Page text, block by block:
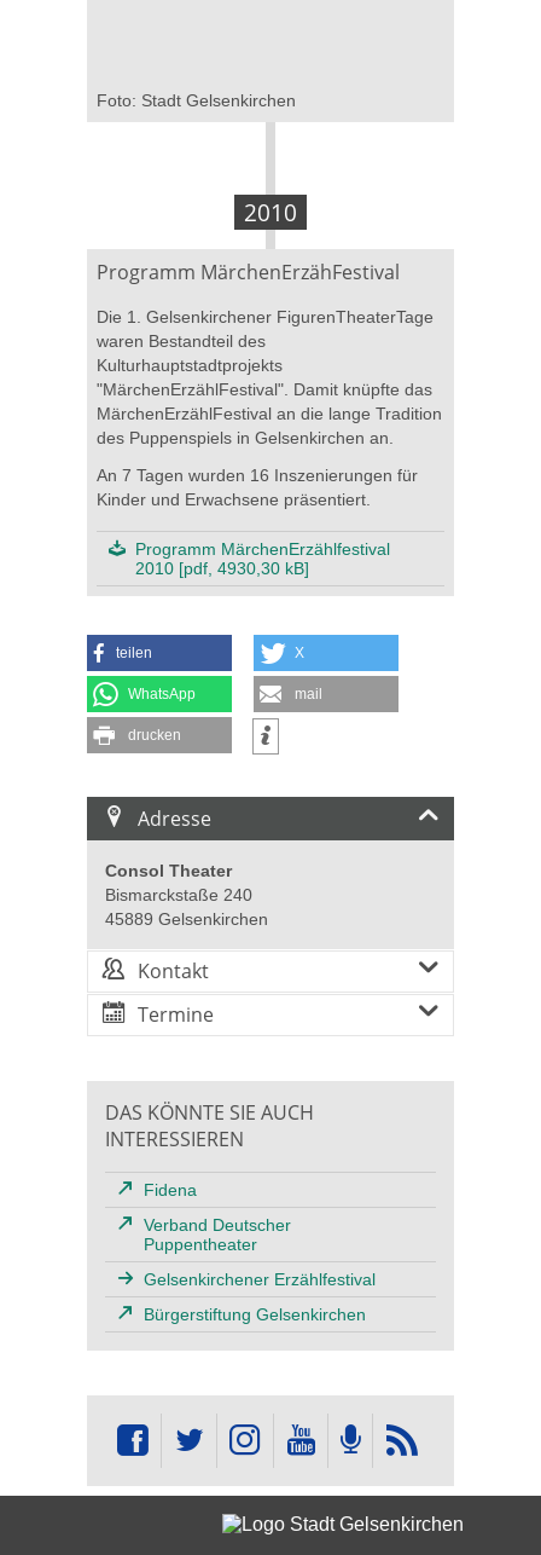
Foto: Stadt Gelsenkirchen
2010
Programm MärchenErzähFestival
Die 1. Gelsenkirchener FigurenTheaterTage
waren Bestandteil des
Kulturhauptstadtprojekts
"MärchenErzählFestival". Damit knüpfte das
MärchenErzählFestival an die lange Tradition
des Puppenspiels in Gelsenkirchen an.
An 7 Tagen wurden 16 Inszenierungen für
Kinder und Erwachsene präsentiert.
Programm MärchenErzählfestival
2010 [pdf, 4930,30 kB]
teilen X
WhatsApp mail
drucken
Adresse
Consol Theater
Bismarckstaße 240
45889 Gelsenkirchen
Kontakt
Termine
DAS KÖNNTE SIE AUCH
INTERESSIEREN
Fidena
Verband Deutscher
Puppentheater
Gelsenkirchener Erzählfestival
Bürgerstiftung Gelsenkirchen